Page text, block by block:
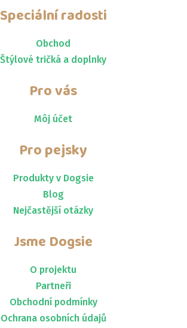
Speciální radosti
Obchod
Štýlové tričká a doplnky
Pro vás
Môj účet
Pro pejsky
Produkty v Dogsie
Blog
Nejčastější otázky
Jsme Dogsie
O projektu
Partneři
Obchodní podmínky
Ochrana osobních údajů